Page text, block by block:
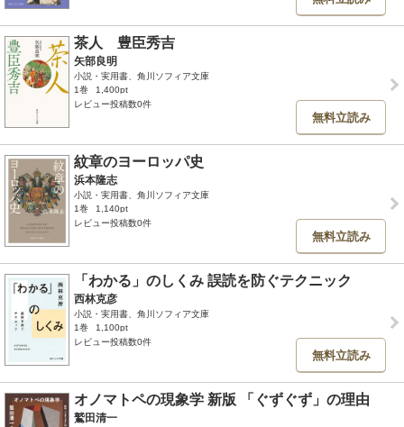
茶人 豊臣秀吉
矢部良明
小説・実用書、角川ソフィア文庫
1巻
1,400pt
レビュー投稿数0件
無料立読み
紋章のヨーロッパ史
浜本隆志
小説・実用書、角川ソフィア文庫
1巻
1,140pt
レビュー投稿数0件
無料立読み
「わかる」のしくみ 誤読を防ぐテクニック
西林克彦
小説・実用書、角川ソフィア文庫
1巻
1,100pt
レビュー投稿数0件
無料立読み
オノマトペの現象学 新版 「ぐずぐず」の理由
鷲田清一